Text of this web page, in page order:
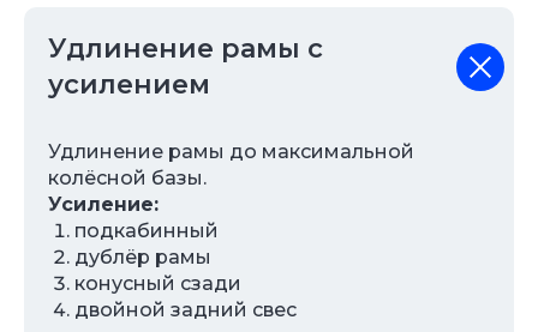
Удлинение рамы с
усилением
Удлинение рамы до максимальной
колёсной базы.
Усиление:
подкабинный
дублёр рамы
конусный сзади
двойной задний свес